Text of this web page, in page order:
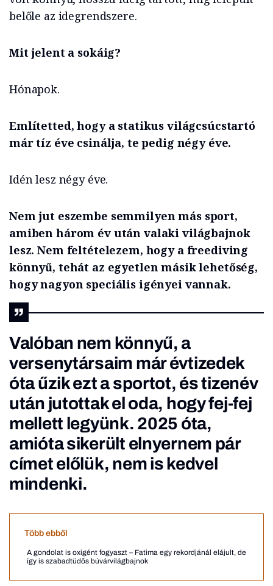
belőle az idegrendszere.
Mit jelent a sokáig?
Hónapok.
Említetted, hogy a statikus világcsúcstartó
már tíz éve csinálja, te pedig négy éve.
Idén lesz négy éve.
Nem jut eszembe semmilyen más sport,
amiben három év után valaki világbajnok
lesz. Nem feltételezem, hogy a freediving
könnyű, tehát az egyetlen másik lehetőség,
hogy nagyon speciális igényei vannak.
Valóban nem könnyű, a
versenytársaim már évtizedek
óta űzik ezt a sportot, és tizenév
után jutottak el oda, hogy fej-fej
mellett legyünk. 2025 óta,
amióta sikerült elnyernem pár
címet előlük, nem is kedvel
mindenki.
Több ebből
A gondolat is oxigént fogyaszt – Fatima egy rekordjánál elájult, de
így is szabadtüdős búvárvilágbajnok